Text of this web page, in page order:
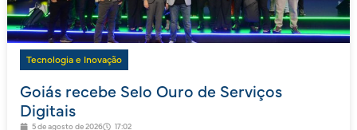
Tecnologia e Inovação
Goiás recebe Selo Ouro de Serviços
Digitais
5 de agosto de 2026 17:02